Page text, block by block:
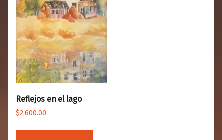
Reflejos en el lago
$2,600.00